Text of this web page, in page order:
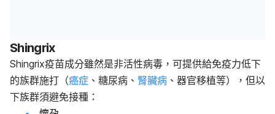
Shingrix
Shingrix疫苗成分雖然是非活性病毒，可提供給免疫力低下
的族群施打（癌症 、糖尿病、 腎臟病 、器官移植等），但以
下族群須避免接種：